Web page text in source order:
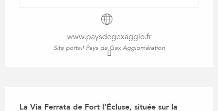
www.paysdegexagglo.fr
Site portail Pays de Gex Agglomération
La Via Ferrata de Fort l’Écluse, située sur la